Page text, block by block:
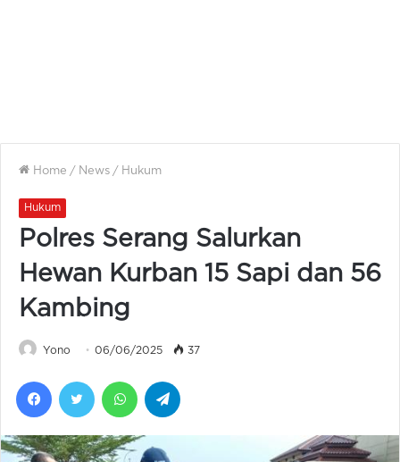
Home / News / Hukum
Hukum
Polres Serang Salurkan
Hewan Kurban 15 Sapi dan 56
Kambing
Yono 06/06/2025 37
FacebookTwitter WhatsApp